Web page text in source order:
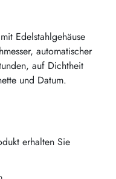
Edelstahlgehäuse
automatischer
auf Dichtheit
und Datum.
erhalten Sie